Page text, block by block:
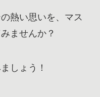
熱い思いを、マス
ませんか？
しょう！